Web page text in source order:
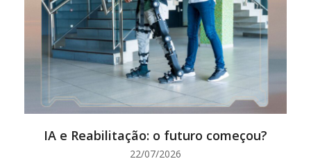
IA e Reabilitação: o futuro começou?
22/07/2026